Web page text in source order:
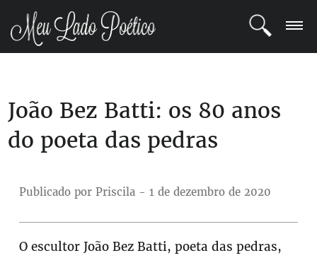
REGISTRO
POETAS
João Bez Batti: os 80 anos
do poeta das pedras
Publicado por Priscila - 1 de dezembro de 2020
O escultor João Bez Batti, poeta das pedras,